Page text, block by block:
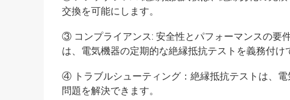
交換を可能にします。
③ コンプライアンス: 安全性とパフォーマンスの要
は、電気機器の定期的な絶縁抵抗テストを義務付け
④ トラブルシューティング：絶縁抵抗テストは、
問題を解決できます。